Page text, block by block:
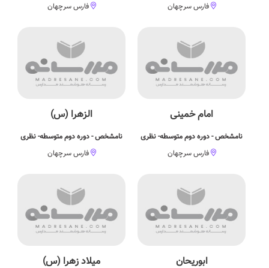
فارس سرچهان
فارس سرچهان
امام خمینی
نامشخص - دوره دوم متوسطه- نظری
فارس سرچهان
الزهرا (س)
نامشخص - دوره دوم متوسطه- نظری
فارس سرچهان
ابوریحان میلاد زهرا (س)